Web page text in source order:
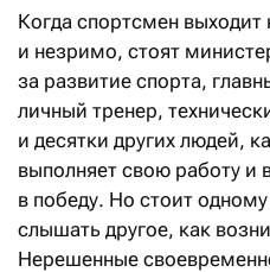
Когда спортсмен выходит
и незримо, стоят
за развитие спорта,
личный тренер,
и десятки других людей,
выполняет свою работу и
в победу. Но стоит
слышать другое, как
Нерешенные